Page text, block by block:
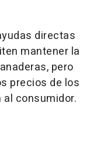
directas
mantener la
pero
precios de los
consumidor.